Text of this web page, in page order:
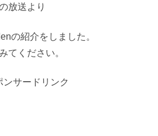
放送より
の紹介をしました。
てください。
ンサードリンク